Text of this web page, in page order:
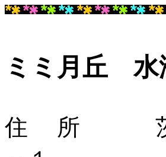
ミミ月丘 水
住 所 茨城